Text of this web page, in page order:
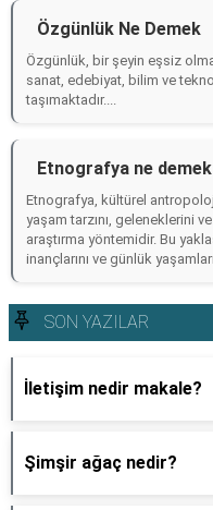
Özgünlük Ne Demek
Özgünlük, bir şeyin eşsiz
sanat, edebiyat, bilim ve
taşımaktadır....
Etnografya ne demek
Etnografya, kültürel
yaşam tarzını, geleneklerini
araştırma yöntemidir. Bu
inançlarını ve günlük
SON YAZILAR
İletişim nedir makale?
Şimşir ağaç nedir?